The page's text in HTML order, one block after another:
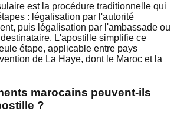
est la procédure traditionnelle qui
: légalisation par l'autorité
puis légalisation par l'ambassade ou
L'apostille simplifie ce
étape, applicable entre pays
de La Haye, dont le Maroc et la
marocains peuvent-ils
?